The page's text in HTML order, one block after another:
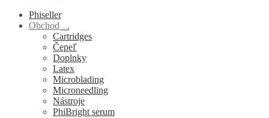
Phiseller
Obchod
Rozbaliť
podradené
menu
Cartridges
Čepeľ
Doplnky
Latex
Microblading
Microneedling
Nástroje
PhiBright serum